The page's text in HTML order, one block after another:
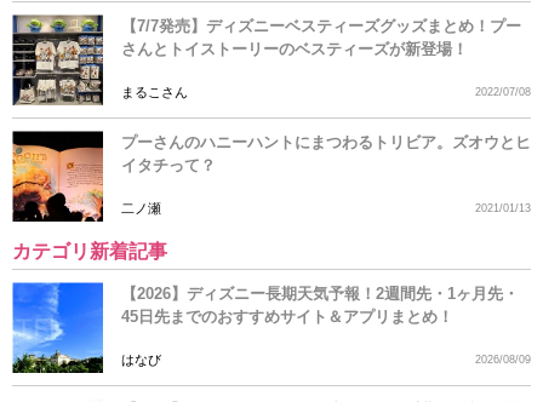
【7/7発売】ディズニーベスティーズグッズまとめ！プー
さんとトイストーリーのベスティーズが新登場！
まるこさん 2022/07/08
プーさんのハニーハントにまつわるトリビア。ズオウとヒ
イタチって？
二ノ瀬 2021/01/13
カテゴリ新着記事
【2026】ディズニー長期天気予報！2週間先・1ヶ月先・
45日先までのおすすめサイト＆アプリまとめ！
はなび 2026/08/09